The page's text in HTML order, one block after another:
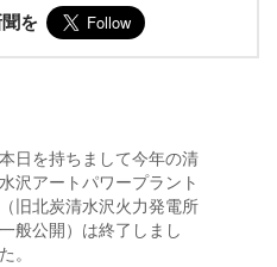
を
本日を持ちまして今年の清
水沢アートパワープラント
（旧北炭清水沢火力発電所
一般公開）は終了しまし
た。